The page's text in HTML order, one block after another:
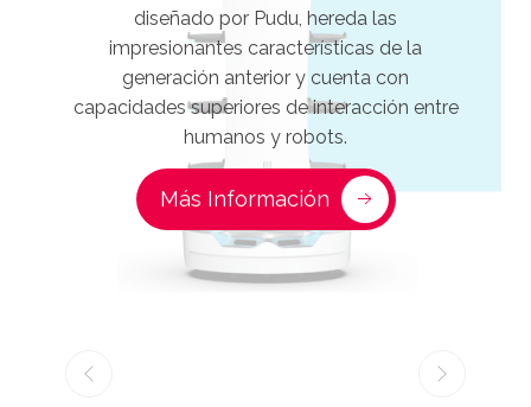
capacidades superiores de interacción entre
humanos y robots.
Más Información
KettyBot es el robot de reparto y recepción
más actual de Pudu Technology que cuenta
con pantalla de anuncios, guía del cliente,
interacción de voz mediante IA y funciones
de reparto.
Más Información